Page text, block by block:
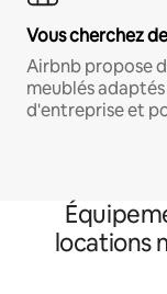
Vous cherchez
Airbnb propose
meublés
d'entreprise et
locations